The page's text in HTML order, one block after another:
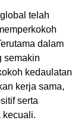
telah
dalam
semakin
kedaulatan
kerja sama,
serta
kecuali.